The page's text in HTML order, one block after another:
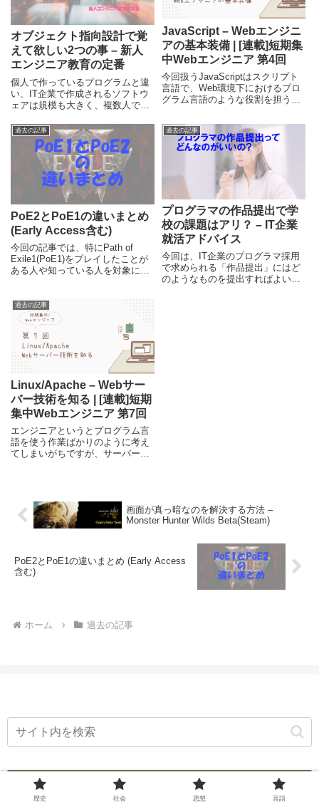
オブジェクト指向設計で覚
えて欲しい2つの事 – 新人
エンジニア教育の定番
個人で作っているプログラムと違
い、IT企業で作成されるソフトウ
ェアは規模も大きく、複数人で制
ソフトウェア設計の基本でもある
「オブジェクト指向」について、
習得が簡単で実務に役立つ内容を
2点だけまとめていますので、是
非学習に役立ててみてください。
JavaScript – Webエンジニ
アの基本装備 | [連載]短期集
中Webエンジニア 第4回
今回扱うJavaScriptはスクリプト
言語で、Web環境下におけるプロ
グラム言語のような役割を担う技
技術のひとつです。JavaScriptの
力は非常に強力で、ただの静的な
文書データであるHTMLに動きを
付けることにより、ソフトウェア
やサービスを作ることができま
す。一方で、間違った使い方をす
るとWebサイトの品質を低下させ
る危険性も持っています。しっか
りと正しい使い方を覚えていきま
しょう。
過去の記事
PoE2とPoE1の違いまとめ
(Early Access含む)
今回の記事では、特にPath of
Exile1(PoE1)をプレイしたことが
ある人や知っている人を対象に、
めています。実質有料なEarly
Accessから参加するか、完全無料
となる本リリース後にプレイし始
めるかの検討などに役立ててくだ
さい。
過去の記事
プログラマの作品提出で学
校の課題はアリ？ – IT企業
就活アドバイス
今回は、IT企業のプログラマ採用
で求められる「作品提出」にはど
のようなものを提出すればよいの
過去の記事
Linux/Apache – Webサー
バー技術を知る | [連載]短期
集中Webエンジニア 第7回
エンジニアというとプログラム言
語を使う作業ばかりのように考え
てしまいがちですが、サーバーや
て、Linux環境を準備してApache
を利用したWebサーバー構築の基
本的な作業の流れについて紹介し
画面が真っ暗なのを解決する方法 –
Monster Hunter Wilds Beta(Steam)
PoE2とPoE1の違いまとめ (Early Access
含む)
ホーム 過去の記事
人気記事（カテゴリー）
歴史 社会 思想 言語